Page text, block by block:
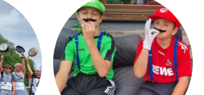
TMBW CAMPUS